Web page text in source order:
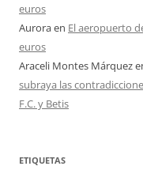
euros
Auroraen El aeropuerto
euros
Araceli Montes Márquez
subraya las
F.C. y Betis
ETIQUETAS